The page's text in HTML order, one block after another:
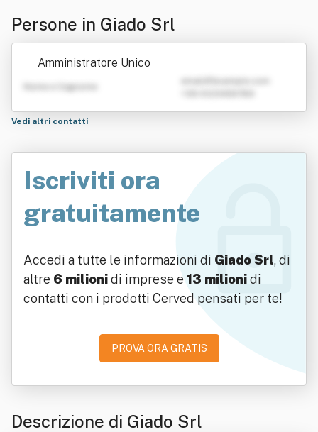
Persone in Giado Srl
Amministratore Unico
Nome e Cognome
Vedi altri contatti
Iscriviti ora
gratuitamente
Accedi a tutte le informazioni di Giado Srl, di
altre 6 milionidi imprese e 13 milionidi
contatti con i prodotti Cerved pensati per te!
PROVA ORA GRATIS
Descrizione di Giado Srl